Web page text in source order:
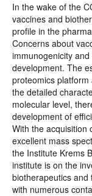
In the wake of the
vaccines and
profile in the
Concerns about
immunogenicity
development. The
proteomics
the detailed
molecular level,
development of
With the acquisition
excellent mass
the Institute Krems
institute is on the
biotherapeutics and
with numerous